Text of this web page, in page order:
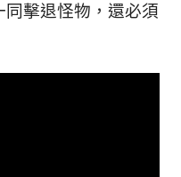
擊退怪物，還必須